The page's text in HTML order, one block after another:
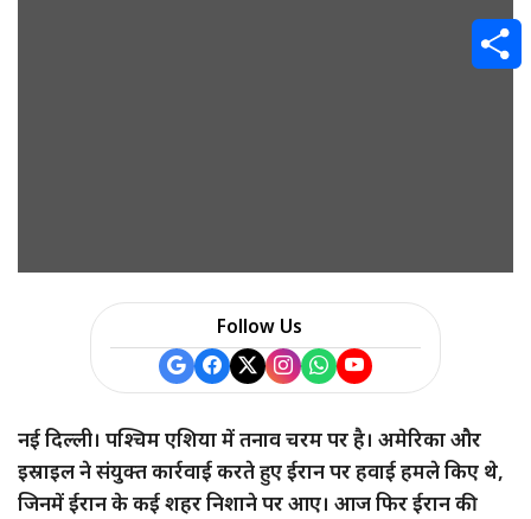
Follow Us
नई दिल्ली। पश्चिम एशिया में तनाव चरम पर है। अमेरिका और
इस्राइल ने संयुक्त कार्रवाई करते हुए ईरान पर हवाई हमले किए थे,
जिनमें ईरान के कई शहर निशाने पर आए। आज फिर ईरान की